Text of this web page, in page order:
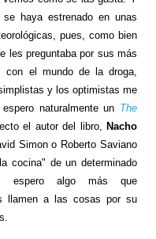
haya estrenado en unas
pues, como bien
les preguntaba por sus más
con el mundo de la droga,
y los optimistas me
naturalmente un The
el autor del libro,Nacho
Simon o Roberto Saviano
cocina" de un determinado
espero algo más que
llamen a las cosas por su